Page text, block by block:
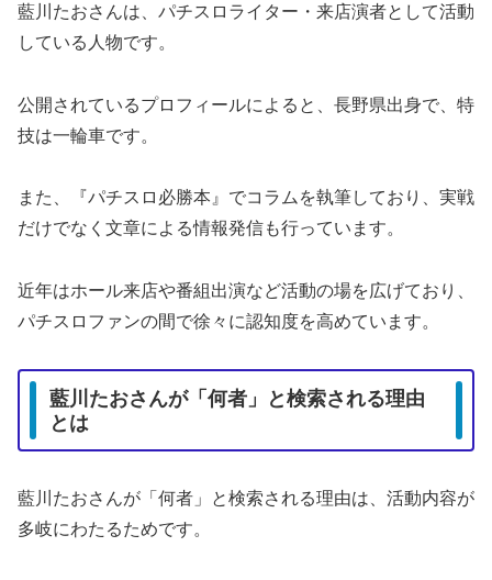
藍川たおさんは、パチスロライター・来店演者として活動
している人物です。
公開されているプロフィールによると、長野県出身で、特
技は一輪車です。
また、『パチスロ必勝本』でコラムを執筆しており、実戦
だけでなく文章による情報発信も行っています。
近年はホール来店や番組出演など活動の場を広げており、
パチスロファンの間で徐々に認知度を高めています。
藍川たおさんが「何者」と検索される理由
とは
藍川たおさんが「何者」と検索される理由は、活動内容が
多岐にわたるためです。